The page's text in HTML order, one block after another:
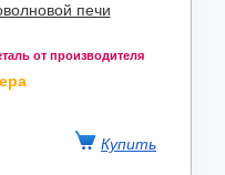
печи
от производителя